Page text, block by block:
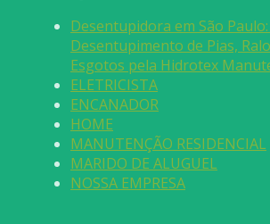
Desentupidora em São
Desentupimento de Pias,
Esgotos pela Hidrotex
ELETRICISTA
ENCANADOR
HOME
MANUTENÇÃO RESIDENCIAL
MARIDO DE ALUGUEL
NOSSA EMPRESA